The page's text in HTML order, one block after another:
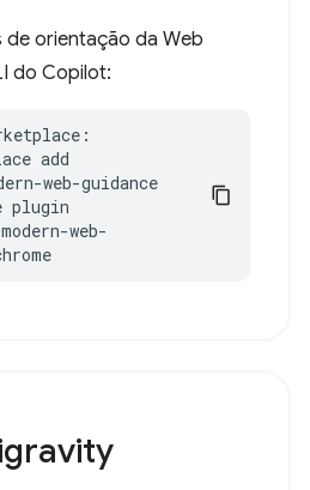
de orientação da Web
do Copilot:
add
web-guidance
web-